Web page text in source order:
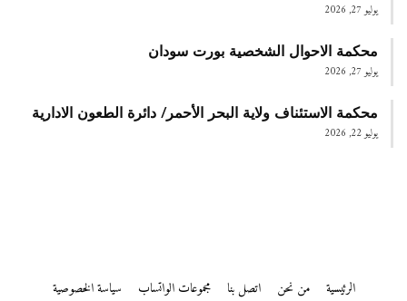
يوليو 27, 2026
محكمة الاحوال الشخصية بورت سودان
يوليو 27, 2026
محكمة الاستئناف ولاية البحر الأحمر/ دائرة الطعون الادارية
يوليو 22, 2026
الرئيسية من نحن اتصل بنا مجموعات الواتساب سياسة الخصوصية